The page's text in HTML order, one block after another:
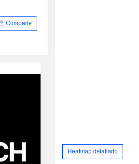
Comparte
Heatmap detallado